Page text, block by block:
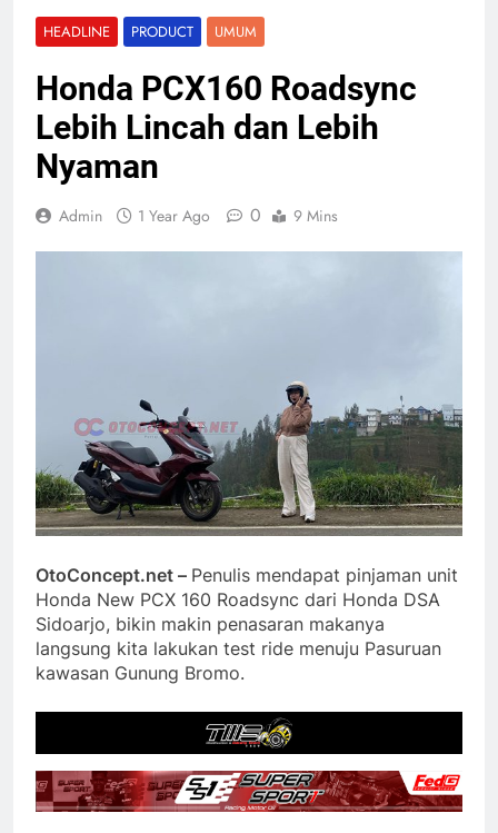
HEADLINE PRODUCT UMUM
Honda PCX160 Roadsync
Lebih Lincah dan Lebih
Nyaman
Admin 1 Year Ago 0 9 Mins
OtoConcept.net – Penulis mendapat pinjaman unit
Honda New PCX 160 Roadsync dari Honda DSA
Sidoarjo, bikin makin penasaran makanya
langsung kita lakukan test ride menuju Pasuruan
kawasan Gunung Bromo.